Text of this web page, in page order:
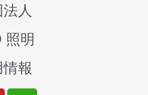
人
照明
報